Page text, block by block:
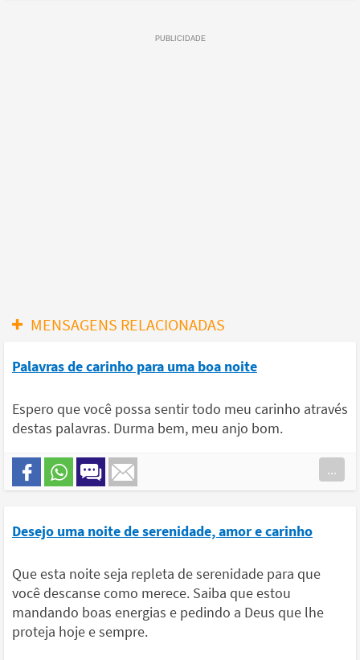
MENSAGENS RELACIONADAS
Palavras de carinho para uma boa noite
Espero que você possa sentir todo meu carinho através
destas palavras. Durma bem, meu anjo bom.
...
Desejo uma noite de serenidade, amor e carinho
Que esta noite seja repleta de serenidade para que
você descanse como merece. Saiba que estou
mandando boas energias e pedindo a Deus que lhe
proteja hoje e sempre.